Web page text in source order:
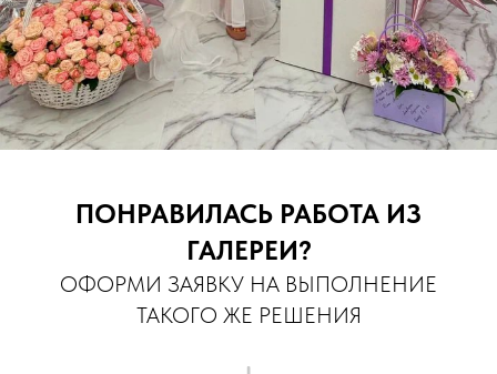
ПОНРАВИЛАСЬ РАБОТА ИЗ
ГАЛЕРЕИ?
ОФОРМИ ЗАЯВКУ НА ВЫПОЛНЕНИЕ
ТАКОГО ЖЕ РЕШЕНИЯ